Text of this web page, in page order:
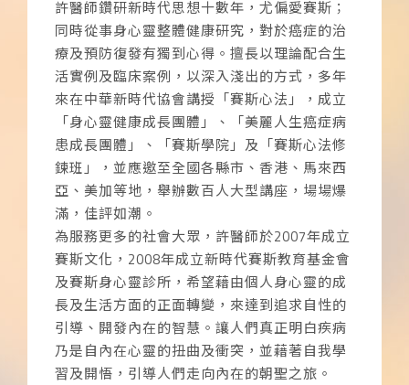
許醫師鑽研新時代思想十數年，尤偏愛賽斯；
同時從事身心靈整體健康研究，對於癌症的治
療及預防復發有獨到心得。擅長以理論配合生
活實例及臨床案例，以深入淺出的方式，多年
來在中華新時代協會講授「賽斯心法」，成立
「身心靈健康成長團體」、「美麗人生癌症病
患成長團體」、「賽斯學院」及「賽斯心法修
鍊班」，並應邀至全國各縣市、香港、馬來西
亞、美加等地，舉辦數百人大型講座，場場爆
滿，佳評如潮。
為服務更多的社會大眾，許醫師於2007年成立
賽斯文化，2008年成立新時代賽斯教育基金會
及賽斯身心靈診所，希望藉由個人身心靈的成
長及生活方面的正面轉變，來達到追求自性的
引導、開發內在的智慧。讓人們真正明白疾病
乃是自內在心靈的扭曲及衝突，並藉著自我學
習及開悟，引導人們走向內在的朝聖之旅。